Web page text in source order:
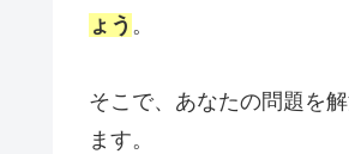
ょう 。
そこで、あなたの問題を
ます。